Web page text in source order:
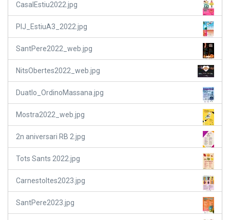
CasalEstiu2022.jpg
PIJ_EstiuA3_2022.jpg
SantPere2022_web.jpg
NitsObertes2022_web.jpg
Duatlo_OrdinoMassana.jpg
Mostra2022_web.jpg
2n aniversari RB 2.jpg
Tots Sants 2022.jpg
Carnestoltes2023.jpg
SantPere2023.jpg